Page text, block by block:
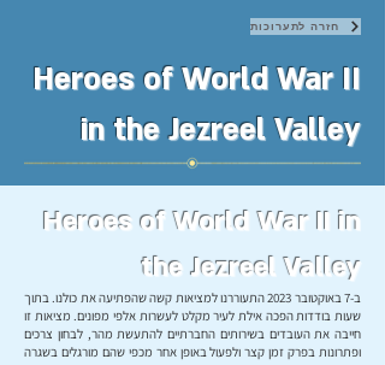
חזרה לתערוכות
Heroes of World War II
in the Jezreel Valley
Heroes of World War II in
the Jezreel Valley
ב-7 באוקטובר 2023 התעוררנו למציאות קשה שהפתיעה את כולנו. בתוך
שעות בודדות הפכה אילת לעיר מקלט לעשרות אלפי מפונים. מציאות זו
חייבה את העובדים בשירותים החברתיים להתעשת מהר, לבחון צרכים
ופתרונות בפרק זמן קצר ולפעול באופן אחר מכפי שהם מורגלים בשגרה